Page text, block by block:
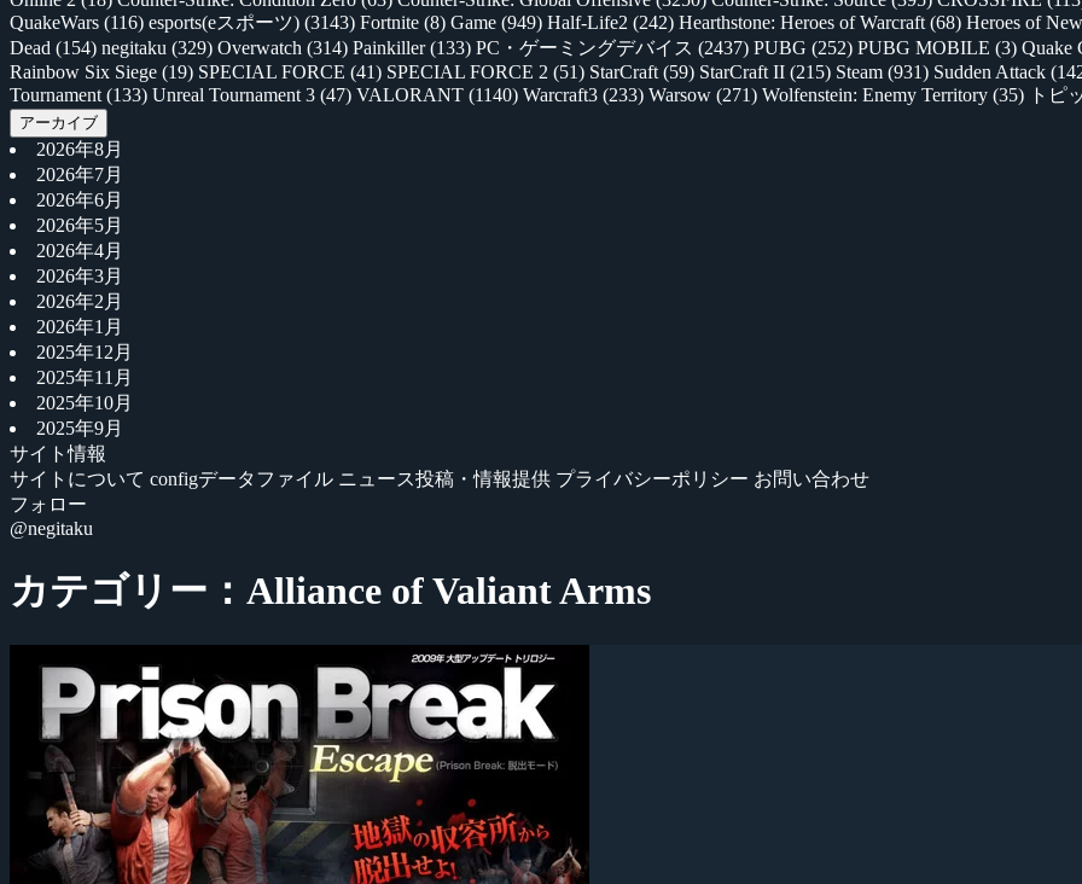
QuakeWars (116) esports(eスポーツ) (3143) Fortnite (8) Game (949) Half-Life2 (242) Hearthstone: Heroes of Warcraft (68) Heroes of
Dead (154) negitaku (329) Overwatch (314) Painkiller(133) PC・ゲーミングデバイス (2437) PUBG (252) PUBG MOBILE (3) Quake
Rainbow Six Siege (19) SPECIAL FORCE (41) SPECIAL FORCE 2 (51) StarCraft (59) StarCraft II (215) Steam (931) Sudden Attack
Tournament (133) Unreal Tournament 3 (47) VALORANT (1140) Warcraft3 (233) Warsow (271) Wolfenstein: Enemy Territory (35) トピ
アーカイブ
2026年8月
2026年7月
2026年6月
2026年5月
2026年4月
2026年3月
2026年2月
2026年1月
2025年12月
2025年11月
2025年10月
2025年9月
サイト情報
サイトについて configデータファイル ニュース投稿・情報提供 プライバシーポリシー お問い合わせ
フォロー
@negitaku
カテゴリー：Alliance of Valiant Arms